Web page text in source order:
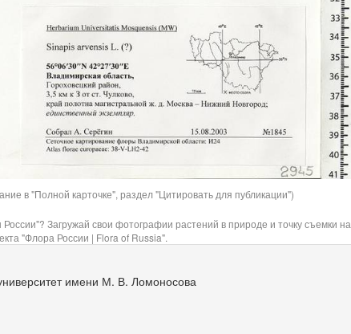
в "Полной карточке", раздел "Цитировать для публикации")
Загружай свои фотографии растений в природе и точку съемки на
"Флора России | Flora of Russia".
имени М. В. Ломоносова